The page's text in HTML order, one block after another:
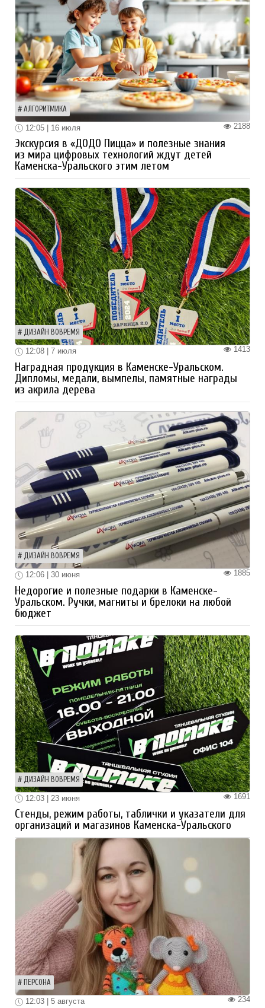
АЛГОРИТМИКА
2188
12:05 | 16 июля
Экскурсия в «ДОДО Пицца» и полезные знания
из мира цифровых технологий ждут детей
Каменска-Уральского этим летом
ДИЗАЙН ВОВРЕМЯ
1413
12:08 | 7 июля
Наградная продукция в Каменске-Уральском.
Дипломы, медали, вымпелы, памятные награды
из акрила дерева
ДИЗАЙН ВОВРЕМЯ
1885
12:06 | 30 июня
Недорогие и полезные подарки в Каменске-
Уральском. Ручки, магниты и брелоки на любой
бюджет
ДИЗАЙН ВОВРЕМЯ
1691
12:03 | 23 июня
Стенды, режим работы, таблички и указатели для
организаций и магазинов Каменска-Уральского
ПЕРСОНА
234
12:03 | 5 августа